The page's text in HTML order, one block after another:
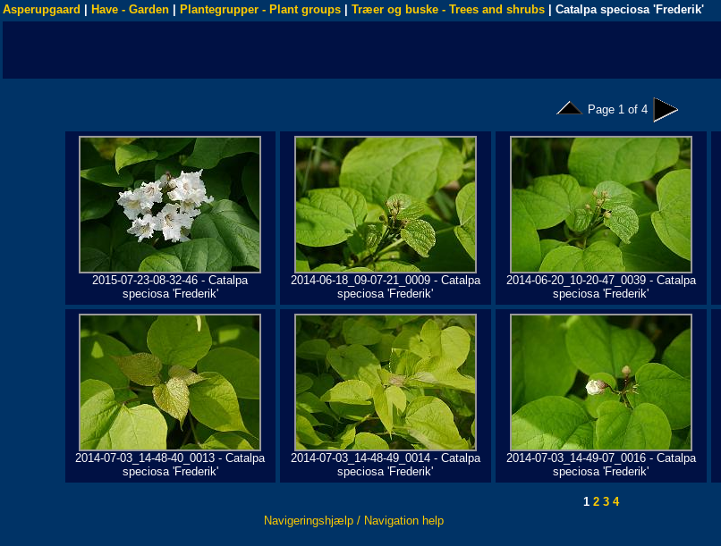
Asperupgaard Have - Garden Plantegrupper - Plant groups Træer og buske - Trees and shrubs | Catalpa speciosa 'Frederik'
Page 1 of 4
2015-07-23-08-32-46 - Catalpa
speciosa 'Frederik'
2014-06-18_09-07-21_0009 - Catalpa
speciosa 'Frederik'
2014-06-20_10-20-47_0039 - Catalpa
speciosa 'Frederik'
2014-07-03_14-48-40_0013 - Catalpa
speciosa 'Frederik'
2014-07-03_14-48-49_0014 - Catalpa
speciosa 'Frederik'
2014-07-03_14-49-07_0016 - Catalpa
speciosa 'Frederik'
1 2 3 4
Navigeringshjælp / Navigation help